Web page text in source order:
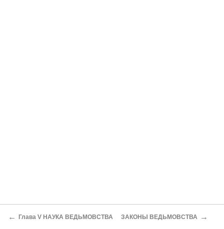
← Глава V НАУКА ВЕДЬМОВСТВА ЗАКОНЫ ВЕДЬМОВСТВА →